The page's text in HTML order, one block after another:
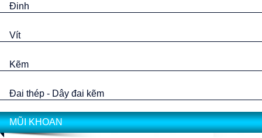
Đinh
Vít
Kẽm
Đai thép - Dây đai kẽm
MŨI KHOAN